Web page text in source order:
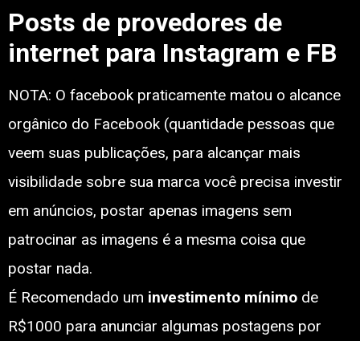
Posts de provedores de
internet para Instagram e FB
NOTA: O facebook praticamente matou o alcance
orgânico do Facebook (quantidade pessoas que
veem suas publicações, para alcançar mais
visibilidade sobre sua marca você precisa investir
em anúncios, postar apenas imagens sem
patrocinar as imagens é a mesma coisa que
postar nada.
É Recomendado um investimento mínimo de
R$1000 para anunciar algumas postagens por